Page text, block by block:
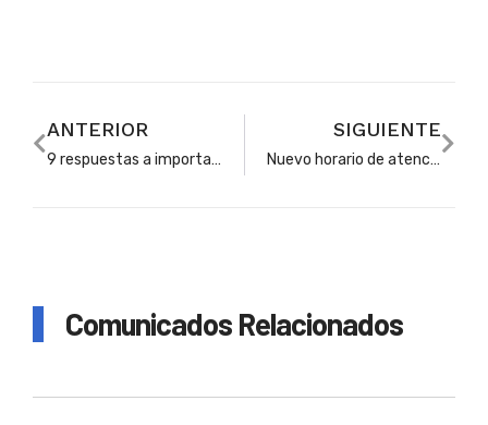
ANTERIOR
9 respuestas a importantes inquietudes sobre la asignación de cupos escolares en Soacha
SIGUIENTE
Nuevo horario de atención presencial para solicitudes relacionadas con asignación de cupos
Comunicados Relacionados